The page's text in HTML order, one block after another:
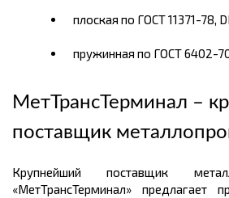
плоская по ГОСТ 11371-78,
пружинная по ГОСТ 6402-
МетТрансТерминал –
поставщик
Крупнейший поставщик
«МетТрансТерминал» предлагает